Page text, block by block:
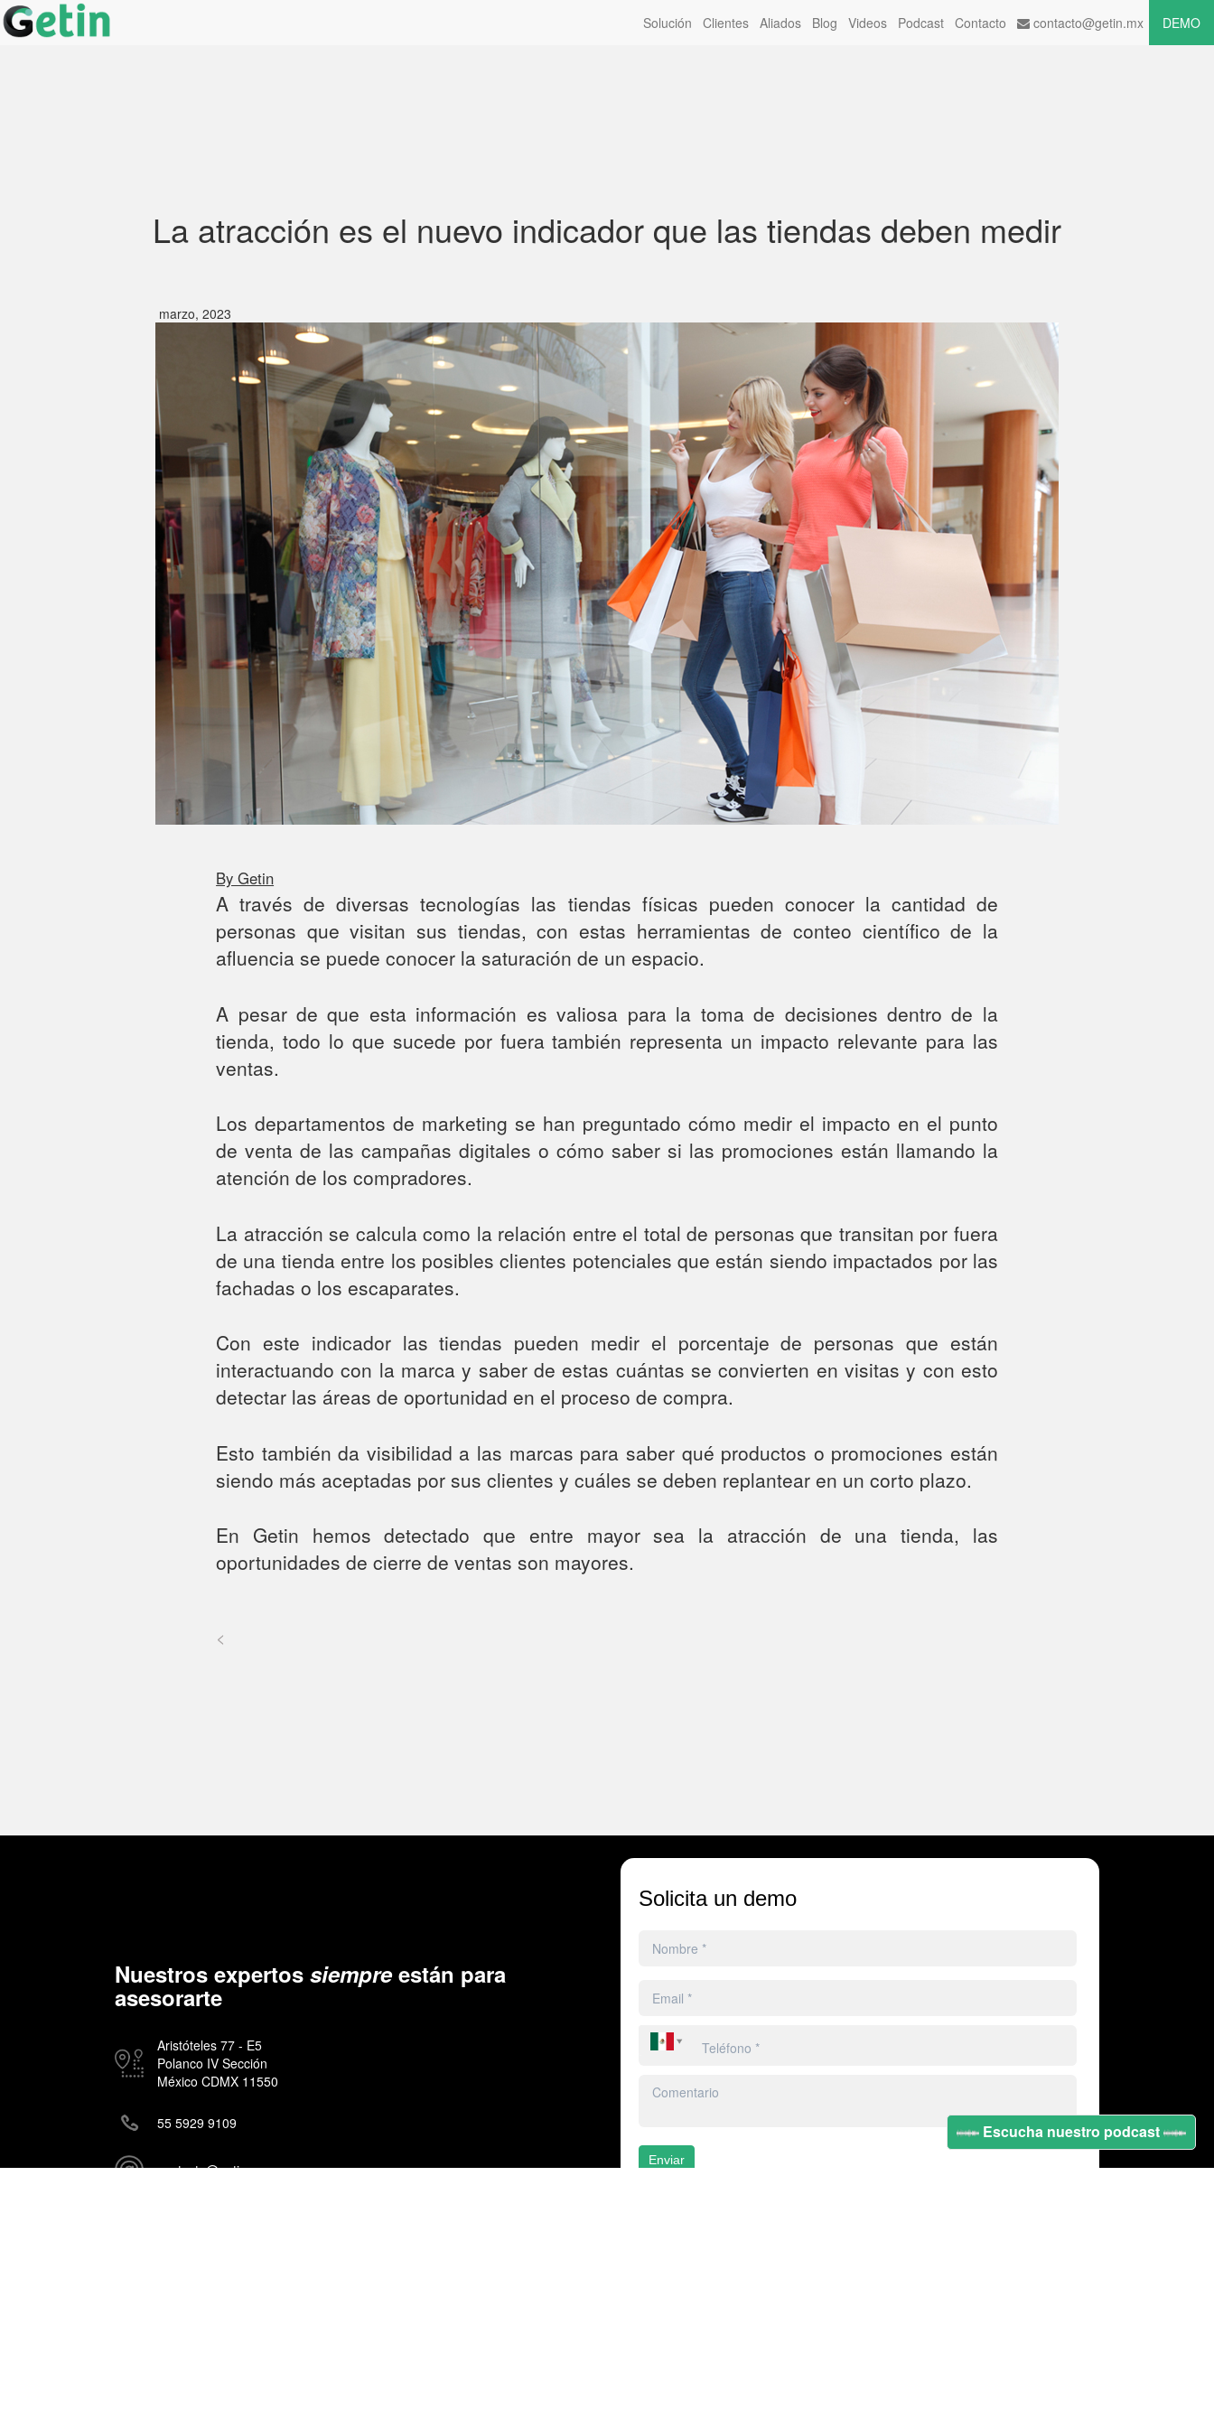
Solución Clientes Aliados Blog Videos Podcast Contacto contacto@getin.mx DEMO
La atracción es el nuevo indicador que las tiendas deben medir
marzo, 2023
By Getin
A través de diversas tecnologías las tiendas físicas pueden conocer la cantidad de
personas que visitan sus tiendas, con estas herramientas de conteo científico de la
afluencia se puede conocer la saturación de un espacio.
A pesar de que esta información es valiosa para la toma de decisiones dentro de la
tienda, todo lo que sucede por fuera también representa un impacto relevante para las
ventas.
Los departamentos de marketing se han preguntado cómo medir el impacto en el punto
de venta de las campañas digitales o cómo saber si las promociones están llamando la
atención de los compradores.
La atracción se calcula como la relación entre el total de personas que transitan por fuera
de una tienda entre los posibles clientes potenciales que están siendo impactados por las
fachadas o los escaparates.
Con este indicador las tiendas pueden medir el porcentaje de personas que están
interactuando con la marca y saber de estas cuántas se convierten en visitas y con esto
detectar las áreas de oportunidad en el proceso de compra.
Esto también da visibilidad a las marcas para saber qué productos o promociones están
siendo más aceptadas por sus clientes y cuáles se deben replantear en un corto plazo.
En Getin hemos detectado que entre mayor sea la atracción de una tienda, las
oportunidades de cierre de ventas son mayores.
<
Nuestros expertos siempreestán para
asesorarte
Aristóteles 77 - E5
Polanco IV Sección
México CDMX 11550
55 5929 9109
contacto@getin.mx
Solicita un demo
Enviar
Escucha nuestro podcast